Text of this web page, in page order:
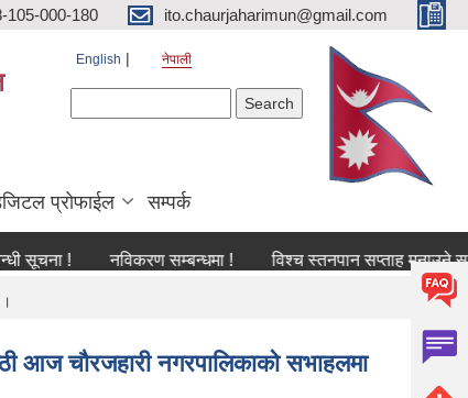
105-000-180 ito.chaurjaharimun@gmail.com
English नेपाली
प्रोफाईल सम्पर्क
! नविकरण सम्बन्धमा ! विश्च स्तनपान सप्ताह मनाउने सम्बन्धी
आज चौरजहारी नगरपालिकाको सभाहलमा